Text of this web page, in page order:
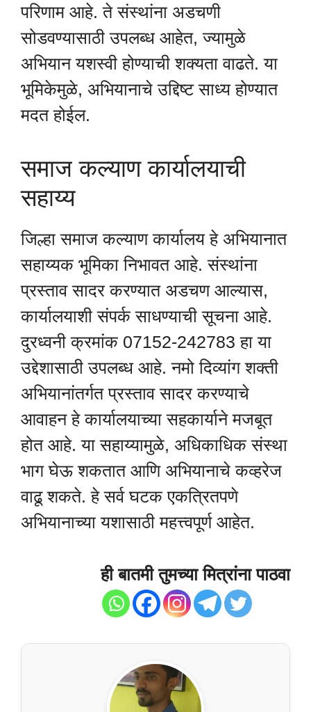
परिणाम आहे. ते संस्थांना अडचणी
सोडवण्यासाठी उपलब्ध आहेत, ज्यामुळे
अभियान यशस्वी होण्याची शक्यता वाढते. या
भूमिकेमुळे, अभियानाचे उद्दिष्ट साध्य होण्यात
मदत होईल.
समाज कल्याण कार्यालयाची
सहाय्य
जिल्हा समाज कल्याण कार्यालय हे अभियानात
सहाय्यक भूमिका निभावत आहे. संस्थांना
प्रस्ताव सादर करण्यात अडचण आल्यास,
कार्यालयाशी संपर्क साधण्याची सूचना आहे.
दुरध्वनी क्रमांक 07152-242783 हा या
उद्देशासाठी उपलब्ध आहे. नमो दिव्यांग शक्ती
अभियानांतर्गत प्रस्ताव सादर करण्याचे
आवाहन हे कार्यालयाच्या सहकार्याने मजबूत
होत आहे. या सहाय्यामुळे, अधिकाधिक संस्था
भाग घेऊ शकतात आणि अभियानाचे कव्हरेज
वाढू शकते. हे सर्व घटक एकत्रितपणे
अभियानाच्या यशासाठी महत्त्वपूर्ण आहेत.
ही बातमी तुमच्या मित्रांना पाठवा